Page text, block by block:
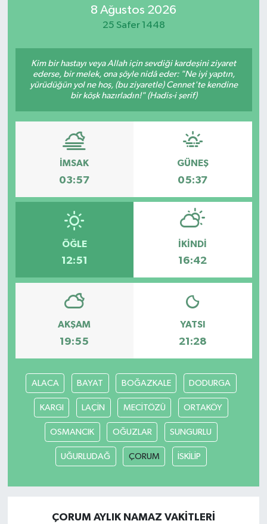
8 Ağustos 2026
25 Safer 1448
Kim bir hastayı veya Allah için sevdiği kardeşini ziyaret
ederse, bir melek, ona şöyle nidâ eder: "Ne iyi yaptın,
yürüdüğün yol ne hoş, (bu ziyaretle) Cennet'te kendine
bir köşk hazırladın!" (Hadis-i şerif)
İMSAK
03:57
GÜNEŞ
05:37
ÖĞLE
12:51
İKINDI
16:42
AKŞAM
19:55
YATSI
21:28
ALACA BAYAT BOĞAZKALE DODURGA
KARGI LAÇİN MECİTÖZÜ ORTAKÖY
OSMANCIK OĞUZLAR SUNGURLU
UĞURLUDAĞ ÇORUM İSKİLİP
ÇORUM AYLIK NAMAZ VAKITLERI
RÖPORTAJLAR
SAĞLIK
SİYASET
GÜNCEL
YAŞAM